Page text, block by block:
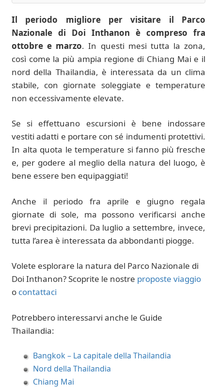
Il periodo migliore per visitare il Parco
Nazionale di Doi Inthanon è compreso fra
ottobre e marzo. In questi mesi tutta la zona,
così come la più ampia regione di Chiang Mai e il
nord della Thailandia, è interessata da un clima
stabile, con giornate soleggiate e temperature
non eccessivamente elevate.
Se si effettuano escursioni è bene indossare
vestiti adatti e portare con sé indumenti protettivi.
In alta quota le temperature si fanno più fresche
e, per godere al meglio della natura del luogo, è
bene essere ben equipaggiati!
Anche il periodo fra aprile e giugno regala
giornate di sole, ma possono verificarsi anche
brevi precipitazioni. Da luglio a settembre, invece,
tutta l’area è interessata da abbondanti piogge.
Volete esplorare la natura del Parco Nazionale di
Doi Inthanon? Scoprite le nostre proposte viaggio
o contattaci
Potrebbero interessarvi anche le Guide
Thailandia:
Bangkok – La capitale della Thailandia
Nord della Thailandia
Chiang Mai